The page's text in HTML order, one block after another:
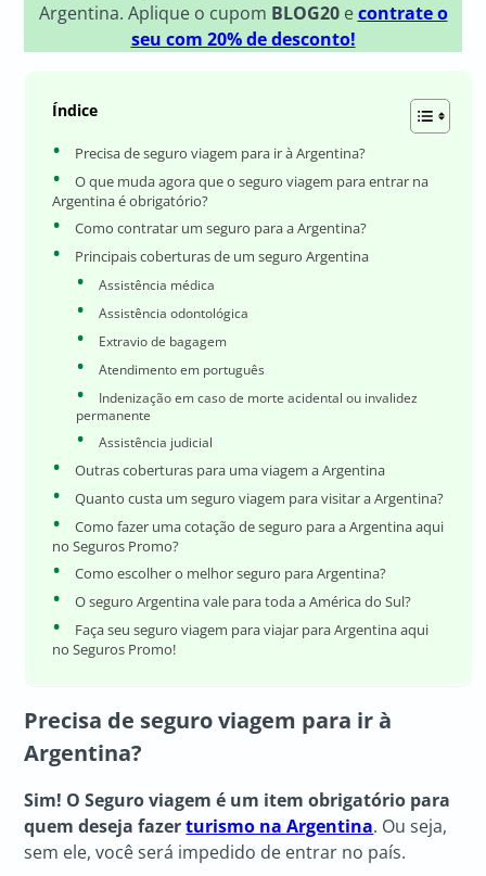
Argentina. Aplique o cupom BLOG20econtrate o
seu com 20% de desconto!
Índice
Precisa de seguro viagem para ir à Argentina?
O que muda agora que o seguro viagem para entrar na
Argentina é obrigatório?
Como contratar um seguro para a Argentina?
Principais coberturas de um seguro Argentina
Assistência médica
Assistência odontológica
Extravio de bagagem
Atendimento em português
Indenização em caso de morte acidental ou invalidez
permanente
Assistência judicial
Outras coberturas para uma viagem a Argentina
Quanto custa um seguro viagem para visitar a Argentina?
Como fazer uma cotação de seguro para a Argentina aqui
no Seguros Promo?
Como escolher o melhor seguro para Argentina?
O seguro Argentina vale para toda a América do Sul?
Faça seu seguro viagem para viajar para Argentina aqui
no Seguros Promo!
Precisa de seguro viagem para ir à
Argentina?
Sim! O Seguro viagem é um item obrigatório para
quem deseja fazerturismo na Argentina. Ou seja,
sem ele, você será impedido de entrar no país.